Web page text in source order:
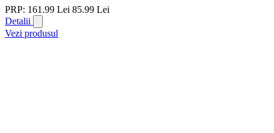
PRP: 161.99 Lei 85.99 Lei
Detalii
Vezi produsul